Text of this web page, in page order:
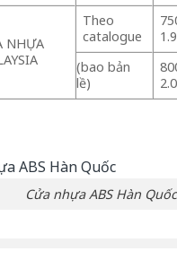
NHỰA
Theo
catalogue
(bao bản
lề)
Cửa nhựa ABS Hàn Quốc